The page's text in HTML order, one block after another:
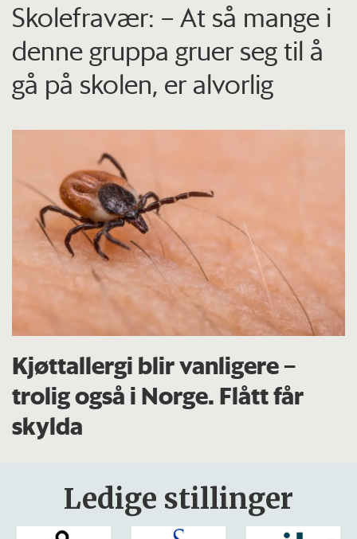
Skolefravær: – At så mange i
denne gruppa gruer seg til å
gå på skolen, er alvorlig
Kjøttallergi blir vanligere –
trolig også i Norge. Flått får
skylda
Ledige stillinger